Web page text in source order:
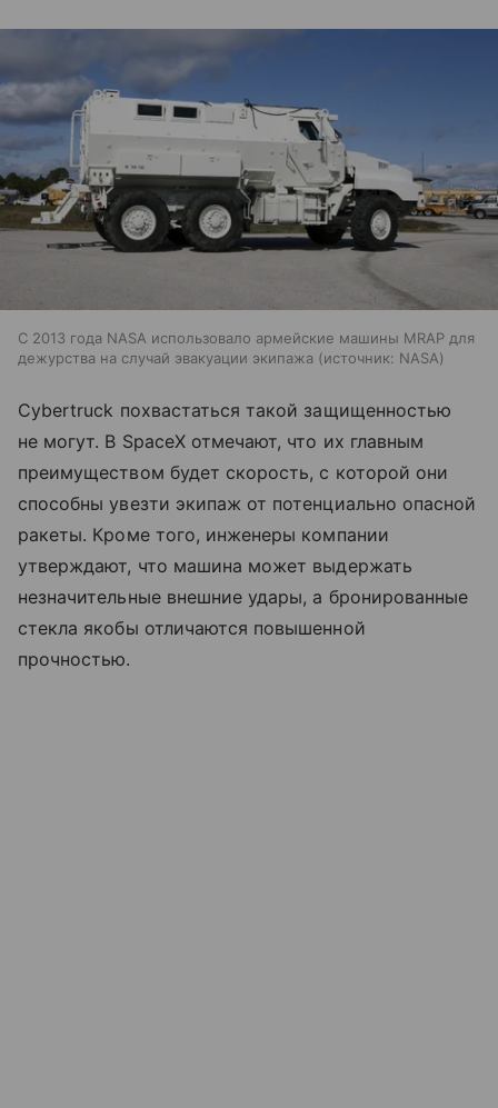
С 2013 года NASA использовало армейские машины MRAP для
дежурства на случай эвакуации экипажа
источник: NASA
Cybertruck похвастаться такой защищенностью
не могут. В SpaceX отмечают, что их главным
преимуществом будет скорость, с которой они
способны увезти экипаж от потенциально опасной
ракеты. Кроме того, инженеры компании
утверждают, что машина может выдержать
незначительные внешние удары, а бронированные
стекла якобы отличаются повышенной
прочностью.